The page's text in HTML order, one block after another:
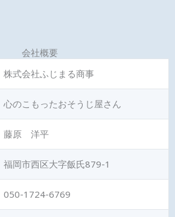
会社概要
株式会社ふじまる商事
心のこもったおそうじ屋さん
藤原 洋平
福岡市西区大字飯氏879-1
050-1724-6769